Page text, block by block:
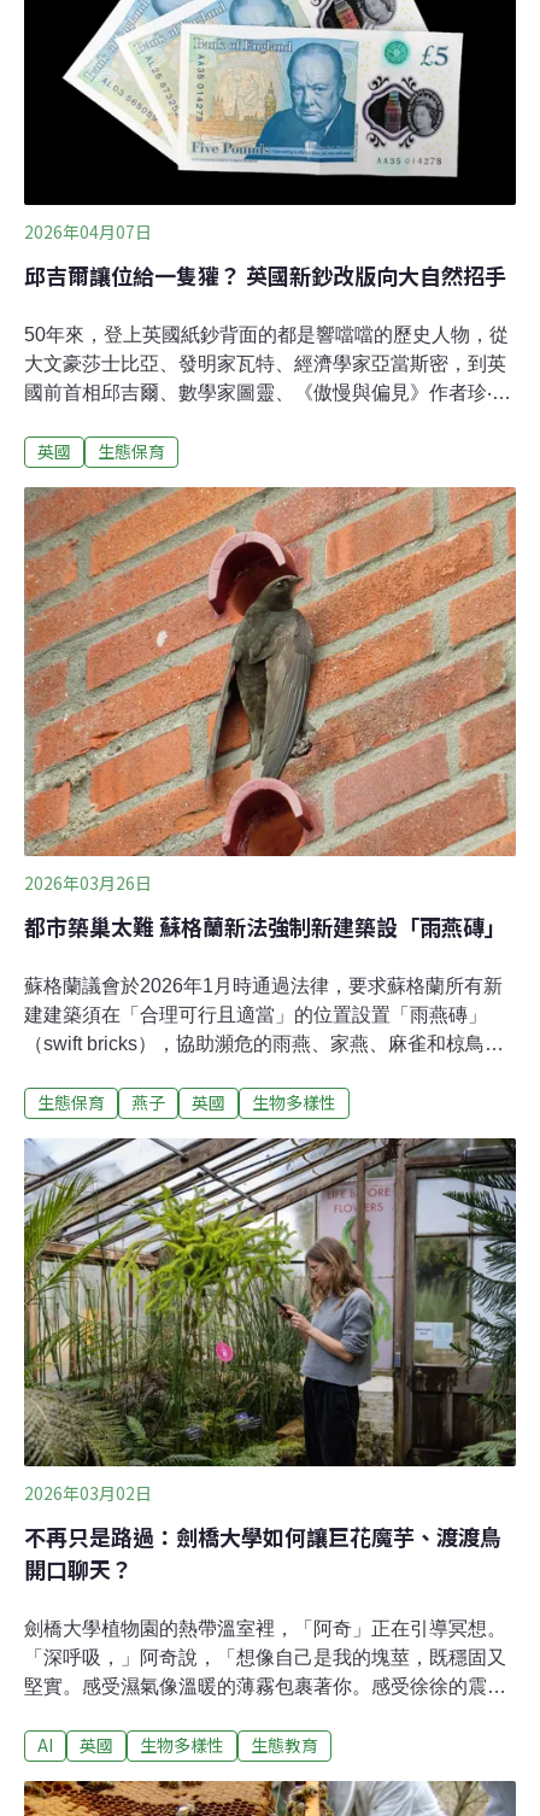
身就是種樂趣，不是嗎？」生活在倫敦的使用者威廉斯
（Michelle Williams）受訪時表示，
2026年04月07日
邱吉爾讓位給一隻獾？ 英國新鈔改版向大自然招手
50年來，登上英國紙鈔背面的都是響噹噹的歷史人物，從
大文豪莎士比亞、發明家瓦特、經濟學家亞當斯密，到英
國前首相邱吉爾、數學家圖靈、《傲慢與偏見》作者珍‧奧
一鞠躬，在新版鈔票的設計上讓位給英國本土野生動物，
彈，指出「邱吉爾不該被一隻獾取代」。當邱吉爾遇上獾
這項決定源自去年7月英國央行舉辦的紙鈔圖案大眾意見
調查，參加投票的4萬4000位民眾裡，有多達六成投給自
然主題，緊追其後的是建築與地標（56%）、歷史人物
（38%）、藝術文化與體育（30%）。「紙鈔改版是為了
提高防偽能力，同時也是展現英國不同風貌的機會，」英
國央行（英格蘭銀行）總出納克萊蘭（Victoria Cleland）
認為，自然主題不僅更難偽造，也得以展示英國豐富多樣
的野生動物。數位媒體《Moby》指出，刺蝟身上大概有
3000根刺，每
英國 生態保育
2026年03月26日
都市築巢太難 蘇格蘭新法強制新建築設「雨燕磚」
蘇格蘭議會於2026年1月時通過法律，要求蘇格蘭所有新
建建築須在「合理可行且適當」的位置設置「雨燕磚」
（swift bricks），協助瀕危的雨燕、家燕、麻雀和椋鳥等
類，以利恢復族群並提升生物多樣性。蘇格蘭將在為期12
落實。此舉有別於英格蘭地區目前僅有規劃指引、沒有實
質法律規範約束建商的做法。幫雨燕找新家！蘇格蘭議會
跨黨派通過「雨燕磚」修正案所謂的「雨燕磚」，是一種
內部中空的磚塊，可安裝在建築外牆高處，中空的部分提
供雨燕或其他洞巢者鳥類在其中築巢，功能類似於人造的
「巢箱」。這項藉由設置「雨燕磚」來保護鳥類的法律修
正案，是由長期關注環境責任的蘇格蘭綠黨（Scottish
Green Party）議員Mark Ruskell提出，並獲得議會中跨黨
派議員的支持。Ruskell也提到
生態保育 燕子 英國 生物多樣性
2026年03月02日
不再只是路過：劍橋大學如何讓巨花魔芋、渡渡鳥
開口聊天？
劍橋大學植物園的熱帶溫室裡，「阿奇」正在引導冥想。
「深呼吸，」阿奇說，「想像自己是我的塊莖，既穩固又
堅實。感受濕氣像溫暖的薄霧包裹著你。感受徐徐的震
隆作響......。」以沉穩、不疾不徐的聲音引領著冥想的阿奇
林，有著碩大而略帶蠟質的葉片，灰褐的膨大莖部。當植
AI 英國 生物多樣性 生態教育